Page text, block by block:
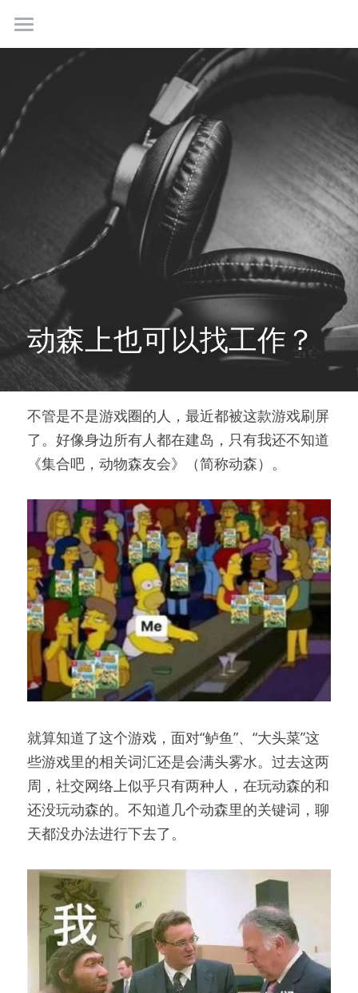
首页
联系我们
免费咨询
动森上也可以找工作？
不管是不是游戏圈的人，最近都被这款游戏刷屏
了。好像身边所有人都在建岛，只有我还不知道
《集合吧，动物森友会》（简称动森）。
就算知道了这个游戏，面对“鲈鱼”、“大头菜”这
些游戏里的相关词汇还是会满头雾水。过去这两
周，社交网络上似乎只有两种人，在玩动森的和
还没玩动森的。不知道几个动森里的关键词，聊
天都没办法进行下去了。